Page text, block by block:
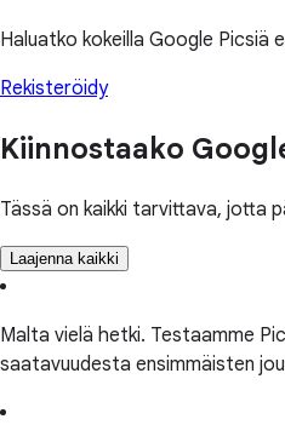
Haluatko kokeilla Google Picsiä
Rekisteröidy
Kiinnostaako
Tässä on kaikki tarvittava, jotta
Laajenna kaikki
Malta vielä hetki. Testaamme
saatavuudesta ensimmäisten